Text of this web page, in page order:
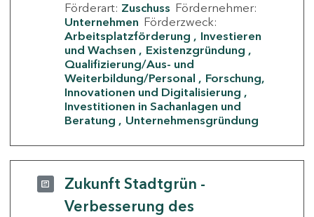
Förderart: Zuschuss Fördernehmer:
Unternehmen Förderzweck:
Arbeitsplatzförderung
Investieren
und Wachsen
Existenzgründung
Qualifizierung/Aus- und
Weiterbildung/Personal
Forschung,
Innovationen und Digitalisierung
Investitionen in Sachanlagen und
Beratung
Unternehmensgründung
Zukunft Stadtgrün -
Verbesserung des